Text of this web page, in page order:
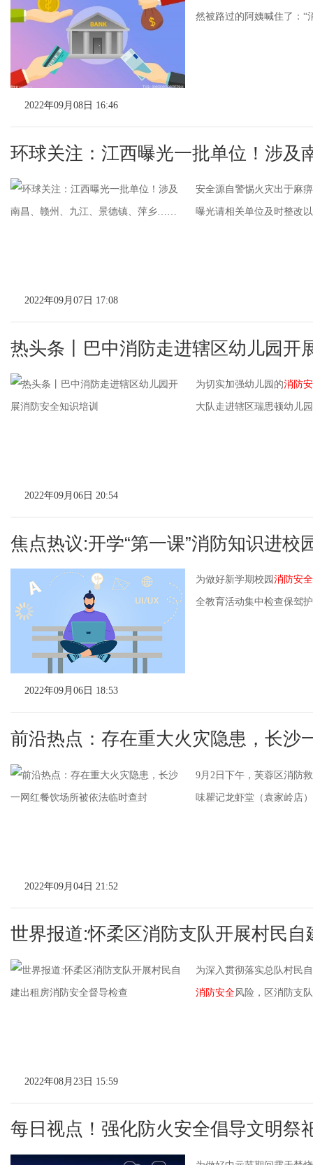
然被路过的阿姨喊住了：“
2022年09月08日 16:46
环球关注：江西曝光一批单位！涉及
安全源自警惕火灾出于麻
曝光请相关单位及时整改
2022年09月07日 17:08
热头条丨巴中消防走进辖区幼儿园开
为切实加强幼儿园的消防
大队走进辖区瑞思顿幼儿
2022年09月06日 20:54
焦点热议:开学“第一课”消防知识进校
为做好新学期校园 消防安全
全教育活动集中检查保驾
2022年09月06日 18:53
前沿热点：存在重大火灾隐患，长沙
9月2日下午，芙蓉区消防
味瞿记龙虾堂（袁家岭店
2022年09月04日 21:52
世界报道:怀柔区消防支队开展村民自
为深入贯彻落实总队村民
消防安全 风险，区消防支
2022年08月23日 15:59
每日视点！强化防火安全倡导文明祭